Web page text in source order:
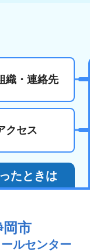
織・連絡先
クセス
たときは
岡市
ールセンター